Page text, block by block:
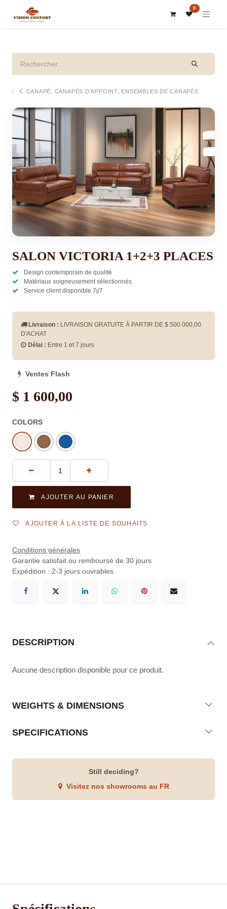
0
CANAPÉ, CANAPÉS D'APPOINT, ENSEMBLES DE CANAPÉS
SALON VICTORIA 1+2+3 PLACES
Design contemporain de qualité
Matériaux soigneusement sélectionnés
Service client disponible 7j/7
Livraison : LIVRAISON GRATUITE À PARTIR DE $ 500 000,00
D'ACHAT
Délai : Entre 1 et 7 jours
Ventes Flash
$ 1 600,00
COLORS
AJOUTER AU PANIER
AJOUTER À LA LISTE DE SOUHAITS
Conditions générales
Garantie satisfait ou remboursé de 30 jours
Expédition : 2-3 jours ouvrables
DESCRIPTION
Aucune description disponible pour ce produit.
WEIGHTS & DIMENSIONS
SPECIFICATIONS
Still deciding?
Visitez nos showrooms au FR